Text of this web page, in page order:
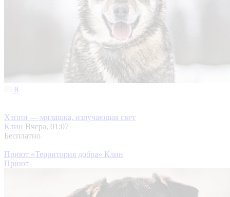
8
Хэппи — милашка, излучающая свет
Клин Вчера, 01:07
Бесплатно
Приют «Территория добра» Клин
Приют